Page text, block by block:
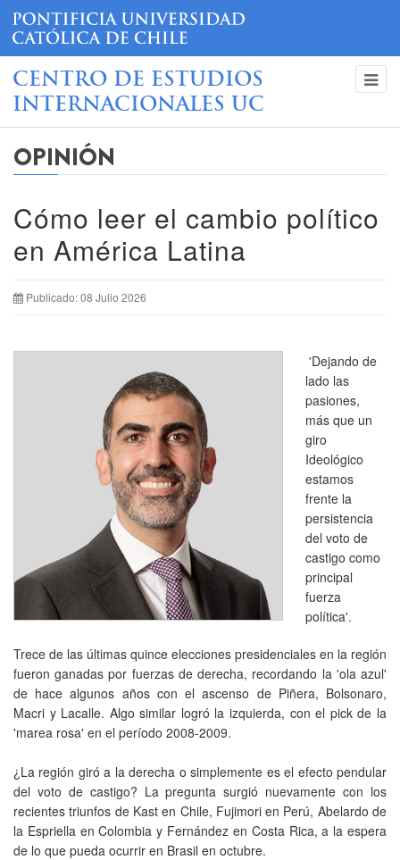
CENTRO DE ESTUDIOS
INTERNACIONALES UC
OPINIÓN
Cómo leer el cambio político
en América Latina
Publicado: 08 Julio 2026
'Dejando de
lado las
pasiones,
más que un
giro
Ideológico
estamos
frente la
persistencia
del voto de
castigo como
principal
fuerza
política'.
Trece de las últimas quince elecciones presidenciales en la región
fueron ganadas por fuerzas de derecha, recordando la 'ola azul'
de hace algunos años con el ascenso de Piñera, Bolsonaro,
Macri y Lacalle. Algo similar logró la izquierda, con el pick de la
'marea rosa' en el período 2008-2009.
¿La región giró a la derecha o simplemente es el efecto pendular
del voto de castigo? La pregunta surgió nuevamente con los
recientes triunfos de Kast en Chile, Fujimori en Perú, Abelardo de
la Espriella en Colombia y Fernández en Costa Rica, a la espera
de lo que pueda ocurrir en Brasil en octubre.